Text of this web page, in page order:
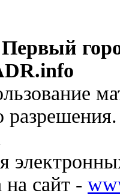
на сайт -